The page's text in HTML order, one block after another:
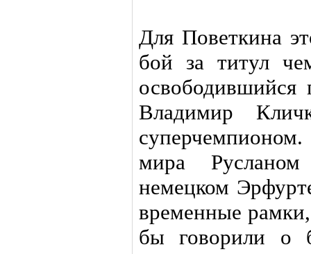
Для Поветкина
бой за титул
освободившийся
Владимир
мира
немецком
временные
бы говорили о